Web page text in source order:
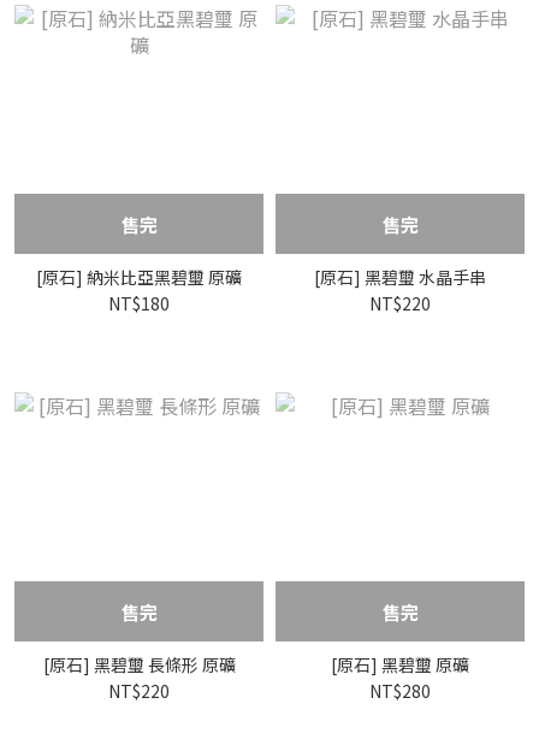
售完
[原石] 納米比亞黑碧璽 原礦
NT$180
售完
[原石] 黑碧璽 水晶手串
NT$220
售完
[原石] 黑碧璽 長條形 原礦
NT$220
售完
[原石] 黑碧璽 原礦
NT$280